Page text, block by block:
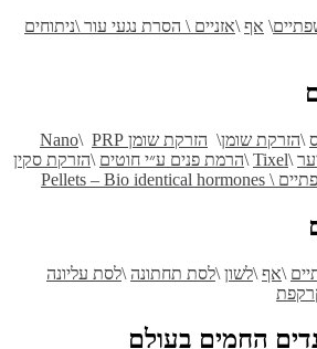
\ אף \אזניים \ הסרת נגעי עור \ניתוחים
\הזרקת שומן\ הזרקת שומן Nano \ PRP
\
Tixel
\הרמת פנים ע״י חוטים \הזרקת סקין
\
Pellets – Bio identical hormones
\אף \לשון \לסת תחתונה \לסת עליונה
החמים בעולם